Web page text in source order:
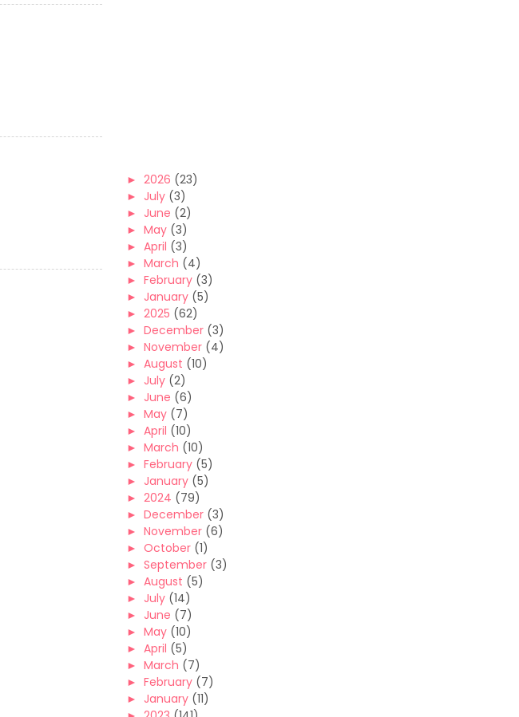
► 2026 (23)
► July (3)
► June (2)
► May (3)
► April (3)
► March (4)
► February (3)
► January (5)
► 2025 (62)
► December (3)
► November (4)
► August (10)
► July (2)
► June (6)
► May (7)
► April (10)
► March (10)
► February (5)
► January (5)
► 2024 (79)
► December (3)
► November (6)
► October (1)
► September (3)
► August (5)
► July (14)
► June (7)
► May (10)
► April (5)
► March (7)
► February (7)
► January (11)